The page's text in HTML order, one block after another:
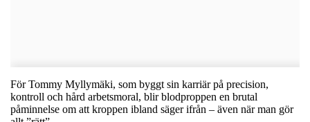
För Tommy Myllymäki, som byggt sin karriär på precision,
kontroll och hård arbetsmoral, blir blodproppen en brutal
påminnelse om att kroppen ibland säger ifrån – även när man gör